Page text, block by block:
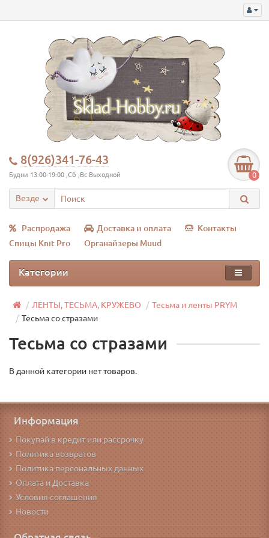
8(926)341-76-43
Будни 13:00-19:00 ,Сб ,Вс Выходной 0
Везде
Распродажа Доставка и оплата
Контакты
Спицы Knit Pro
Органайзеры Muud
Категории
ЛЕНТЫ, ТЕСЬМА, КРУЖЕВО
Тесьма и ленты PRYM
Тесьма со стразами
Тесьма со стразами
В данной категории нет товаров.
Информация
Покупай в кредит или рассрочку
Политика возвратов
Политика персональных данных
Оплата и Доставка
Условия соглашения
Новости